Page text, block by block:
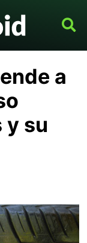
a
y su